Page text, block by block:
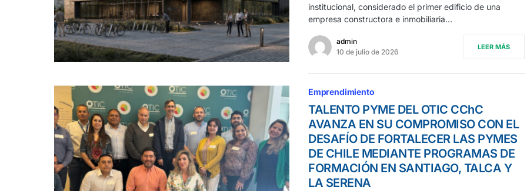
institucional, considerado el primer edificio de una
empresa constructora e inmobiliaria…
admin
10 de julio de 2026
LEER MÁS
Emprendimiento
TALENTO PYME DEL OTIC CChC
AVANZA EN SU COMPROMISO CON EL
DESAFÍO DE FORTALECER LAS PYMES
DE CHILE MEDIANTE PROGRAMAS DE
FORMACIÓN EN SANTIAGO, TALCA Y
LA SERENA